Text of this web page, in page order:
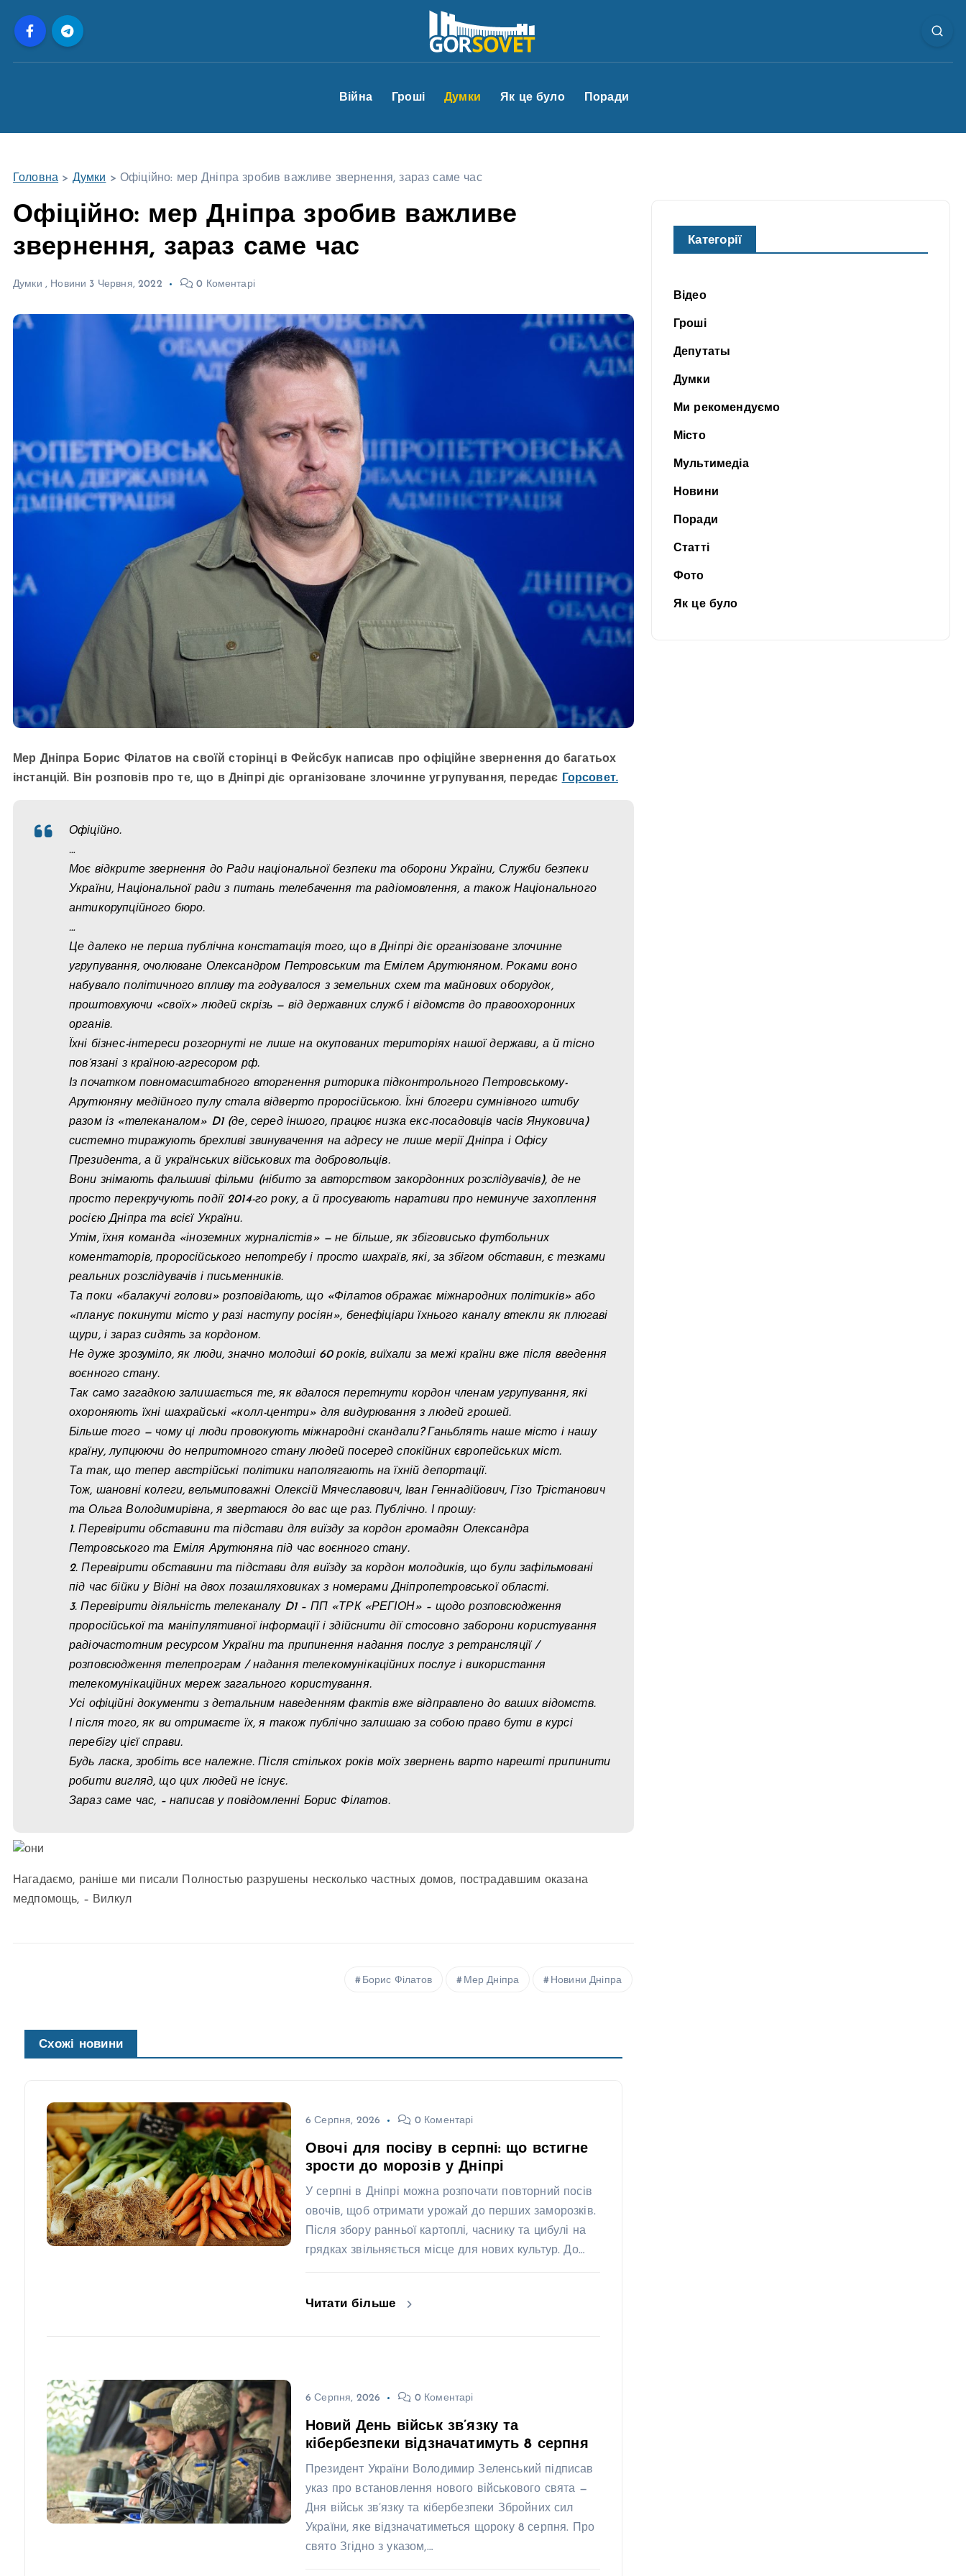
Війна Гроші Думки Як це було Поради
Головна > Думки > Офіційно: мер Дніпра зробив важливе звернення, зараз саме час
Офіційно: мер Дніпра зробив важливе
звернення, зараз саме час
Думки , Новини 3 Червня, 2022 0 Коментарі
Мер Дніпра Борис Філатов на своїй сторінці в Фейсбук написав про офіційне звернення до багатьох
інстанцій. Він розповів про те, що в Дніпрі діє організоване злочинне угрупування, передає
Горсовет.
Офіційно.
…
Моє відкрите звернення до Ради національної безпеки та оборони України, Служби безпеки
України, Національної ради з питань телебачення та радіомовлення, а також Національного
антикорупційного бюро.
…
Це далеко не перша публічна констатація того, що в Дніпрі діє організоване злочинне
угрупування, очолюване Олександром Петровським та Емілем Арутюняном. Роками воно
набувало політичного впливу та годувалося з земельних схем та майнових оборудок,
проштовхуючи «своїх» людей скрізь — від державних служб і відомств до правоохоронних
органів.
Їхні бізнес-інтереси розгорнуті не лише на окупованих територіях нашої держави, а й тісно
пов’язані з країною-агресором рф.
Із початком повномасштабного вторгнення риторика підконтрольного Петровському-
Арутюняну медійного пулу стала відверто проросійською. Їхні блогери сумнівного штибу
разом із «телеканалом» D1 (де, серед іншого, працює низка екс-посадовців часів Януковича)
системно тиражують брехливі звинувачення на адресу не лише мерії Дніпра і Офісу
Президента, а й українських військових та добровольців.
Вони знімають фальшиві фільми (нібито за авторством закордонних розслідувачів), де не
просто перекручують події 2014-го року, а й просувають наративи про неминуче захоплення
росією Дніпра та всієї України.
Утім, їхня команда «іноземних журналістів» — не більше, як збіговисько футбольних
коментаторів, проросійського непотребу і просто шахраїв, які, за збігом обставин, є тезками
реальних розслідувачів і письменників.
Та поки «балакучі голови» розповідають, що «Філатов ображає міжнародних політиків» або
«планує покинути місто у разі наступу росіян», бенефіціари їхнього каналу втекли як плюгаві
щури, і зараз сидять за кордоном.
Не дуже зрозуміло, як люди, значно молодші 60 років, виїхали за межі країни вже після введення
воєнного стану.
Так само загадкою залишається те, як вдалося перетнути кордон членам угрупування, які
охороняють їхні шахрайські «колл-центри» для видурювання з людей грошей.
Більше того — чому ці люди провокують міжнародні скандали? Ганьблять наше місто і нашу
країну, лупцюючи до непритомного стану людей посеред спокійних європейських міст.
Та так, що тепер австрійські політики наполягають на їхній депортації.
Тож, шановні колеги, вельмиповажні Олексій Мячеславович, Іван Геннадійович, Гізо Трістанович
та Ольга Володимирівна, я звертаюся до вас ще раз. Публічно. І прошу:
1. Перевірити обставини та підстави для виїзду за кордон громадян Олександра
Петровського та Еміля Арутюняна під час воєнного стану.
2. Перевірити обставини та підстави для виїзду за кордон молодиків, що були зафільмовані
під час бійки у Відні на двох позашляховиках з номерами Дніпропетровської області.
3. Перевірити діяльність телеканалу D1 – ПП «ТРК «РЕГІОН» – щодо розповсюдження
проросійської та маніпулятивної інформації і здійснити дії стосовно заборони користування
радіочастотним ресурсом України та припинення надання послуг з ретрансляції /
розповсюдження телепрограм / надання телекомунікаційних послуг і використання
телекомунікаційних мереж загального користування.
Усі офіційні документи з детальним наведенням фактів вже відправлено до ваших відомств.
І після того, як ви отримаєте їх, я також публічно залишаю за собою право бути в курсі
перебігу цієї справи.
Будь ласка, зробіть все належне. Після стількох років моїх звернень варто нарешті припинити
робити вигляд, що цих людей не існує.
Зараз саме час, – написав у повідомленні Борис Філатов.
Нагадаємо, раніше ми писали Полностью разрушены несколько частных домов, пострадавшим оказана
медпомощь, – Вилкул
Борис Філатов Мер Дніпра Новини Дніпра
Схожі новини
6 Серпня, 2026 0 Коментарі
Овочі для посіву в серпні: що встигне
зрости до морозів у Дніпрі
У серпні в Дніпрі можна розпочати повторний посів
овочів, щоб отримати урожай до перших заморозків.
Після збору ранньої картоплі, часнику та цибулі на
грядках звільняється місце для нових культур. До…
Читати більше
6 Серпня, 2026 0 Коментарі
Новий День військ зв’язку та
кібербезпеки відзначатимуть 8 серпня
Президент України Володимир Зеленський підписав
указ про встановлення нового військового свята —
Дня військ зв’язку та кібербезпеки Збройних сил
України, яке відзначатиметься щороку 8 серпня. Про
свято Згідно з указом,…
Категорії
Відео
Гроші
Депутаты
Думки
Ми рекомендуємо
Місто
Мультимедіа
Новини
Поради
Статті
Фото
Як це було